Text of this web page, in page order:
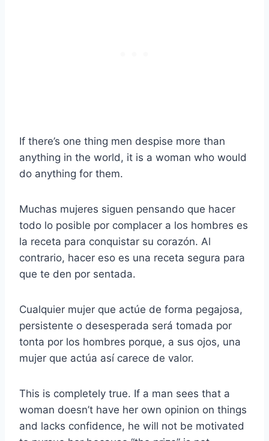
If there’s one thing men despise more than
anything in the world, it is a woman who would
do anything for them.
Muchas mujeres siguen pensando que hacer
todo lo posible por complacer a los hombres es
la receta para conquistar su corazón. Al
contrario, hacer eso es una receta segura para
que te den por sentada.
Cualquier mujer que actúe de forma pegajosa,
persistente o desesperada será tomada por
tonta por los hombres porque, a sus ojos, una
mujer que actúa así carece de valor.
This is completely true. If a man sees that a
woman doesn’t have her own opinion on things
and lacks confidence, he will not be motivated